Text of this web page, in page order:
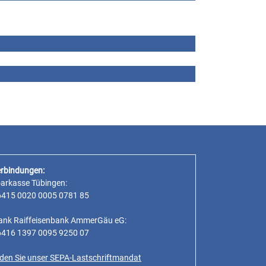
Tübingen:
0020 0005 0781 85
Raiffeisenbank AmmerGäu eG:
1397 0095 9250 07
Sie unser SEPA-Lastschriftmandat